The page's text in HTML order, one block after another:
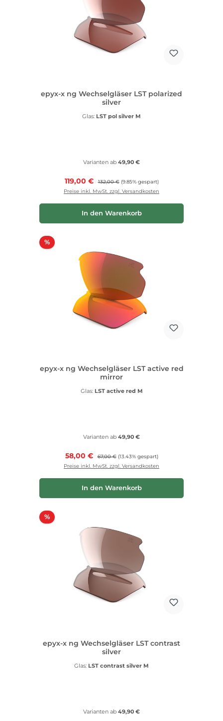
epyx-x ng Wechselgläser LST polarized
silver
Glas: LST pol silver M
Varianten ab 49,90 €
Verkaufspreis:
119,00 € Regulärer Preis:
132,00 € (9.85% gespart)
Preise inkl. MwSt. zzgl. Versandkosten
In den Warenkorb
%Rabatt
epyx-x ng Wechselgläser LST active red
mirror
Glas: LST active red M
Varianten ab 49,90 €
Verkaufspreis:
58,00 € Regulärer Preis:
67,00 € (13.43% gespart)
Preise inkl. MwSt. zzgl. Versandkosten
In den Warenkorb
%Rabatt
epyx-x ng Wechselgläser LST contrast
silver
Glas: LST contrast silver M
Varianten ab 49,90 €